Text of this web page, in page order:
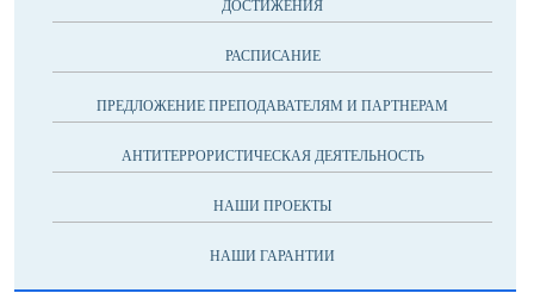
ДОСТИЖЕНИЯ
РАСПИСАНИЕ
ПРЕДЛОЖЕНИЕ ПРЕПОДАВАТЕЛЯМ И ПАРТНЕРАМ
АНТИТЕРРОРИСТИЧЕСКАЯ ДЕЯТЕЛЬНОСТЬ
НАШИ ПРОЕКТЫ
НАШИ ГАРАНТИИ